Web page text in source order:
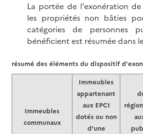
La portée de l'exonération
les propriétés non bâties
catégories de personnes
bénéficient est résumée dans
Immeubles
communaux
Immeubles
appartenant
aux EPCI
dotés ou non
d'une
résumé des éléments du dispositif